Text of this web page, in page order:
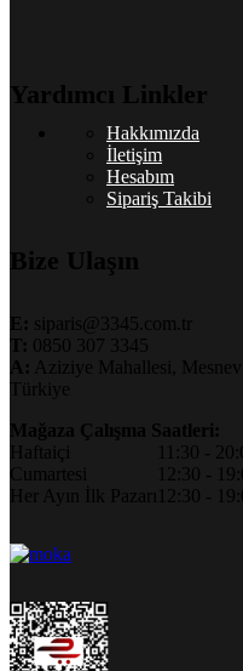
Yardımcı Linkler
Hakkımızda
İletişim
Hesabım
Sipariş Takibi
Bize Ulaşın
E: siparis@3345.com.tr
T: 0850 307 3345
A: Aziziye Mahallesi,
Türkiye
Mağaza Çalışma Saatleri:
Haftaiçi
Cumartesi
Her Ayın İlk Pazarı
11:30 -
12:30 -
12:30 -